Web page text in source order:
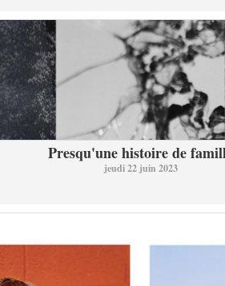
Presqu'une histoire de
jeudi 22 juin 2023